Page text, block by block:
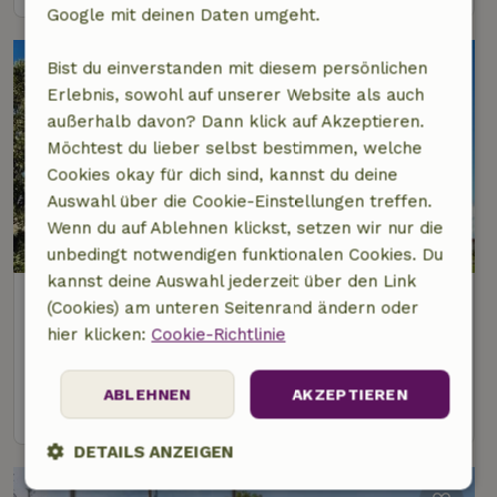
Naturhäuschen in Stolwijk
5 km Abstand vom Zentrum von Gouda
9,5/10
Ansehen
Google mit deinen Daten umgeht.
Bist du einverstanden mit diesem persönlichen
Erlebnis, sowohl auf unserer Website als auch
außerhalb davon? Dann klick auf Akzeptieren.
Möchtest du lieber selbst bestimmen, welche
Cookies okay für dich sind, kannst du deine
Auswahl über die Cookie-Einstellungen treffen.
Wenn du auf Ablehnen klickst, setzen wir nur die
unbedingt notwendigen funktionalen Cookies. Du
kannst deine Auswahl jederzeit über den Link
(Cookies) am unteren Seitenrand ändern oder
hier klicken: Cookie-Richtlinie
AKZEPTIEREN
ABLEHNEN
DETAILS ANZEIGEN